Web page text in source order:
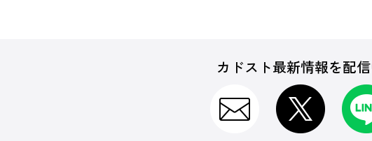
カドスト最新情報を配